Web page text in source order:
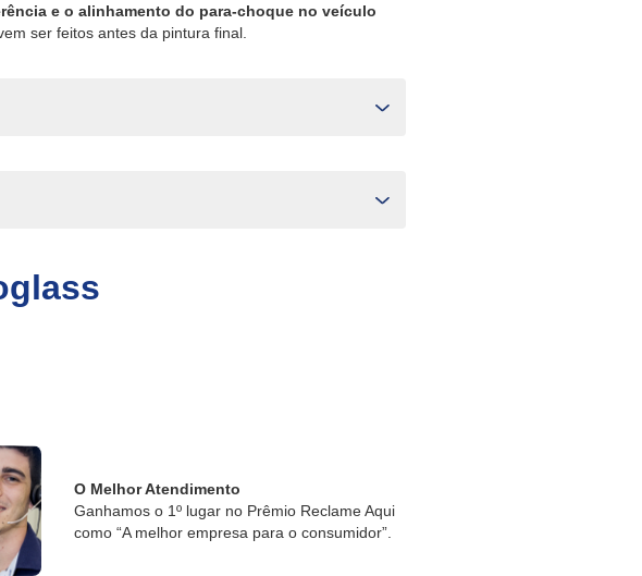
e o alinhamento do para-choque no veículo
ser feitos antes da pintura final.
O Melhor Atendimento
Ganhamos o 1º lugar no Prêmio Reclame Aqui
como “A melhor empresa para o consumidor”.